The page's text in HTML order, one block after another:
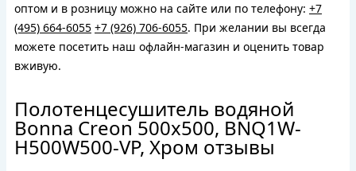
оптом и в розницу можно на сайте или по телефону: +7
(495) 664-6055 +7 (926) 706-6055. При желании вы всегда
можете посетить наш офлайн-магазин и оценить товар
вживую.
Полотенцесушитель водяной
Bonna Creon 500x500, BNQ1W-
H500W500-VP, Хром отзывы